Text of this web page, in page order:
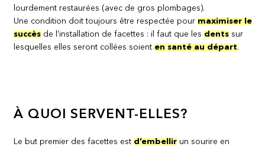
lourdement restaurées (avec de gros plombages).
Une condition doit toujours être respectée pour maximiser le
succès de l’installation de facettes : il faut que les dents sur
lesquelles elles seront collées soient en santé au départ.
À QUOI SERVENT-ELLES?
Le but premier des facettes est d’embellir un sourire en